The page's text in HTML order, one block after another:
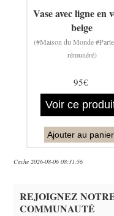
Vase avec ligne en
beige
(#Maison du Monde
rémunéré)
95€
Voir ce
Ajouter au panier
Cache 2026-08-06 08:31:56
REJOIGNEZ
COMMUNAUTÉ